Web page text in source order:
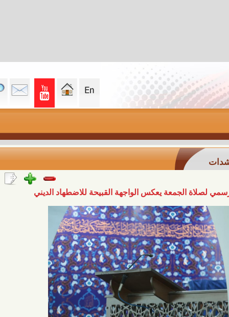
يعكس الواجهة القبيحة للاضطهاد الديني